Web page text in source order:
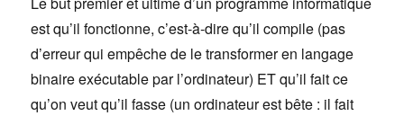
est qu’il fonctionne, c’est-à-dire qu’il compile (pas
d’erreur qui empêche de le transformer en langage
binaire exécutable par l’ordinateur) ET qu’il fait ce
qu’on veut qu’il fasse (un ordinateur est bête : il fait